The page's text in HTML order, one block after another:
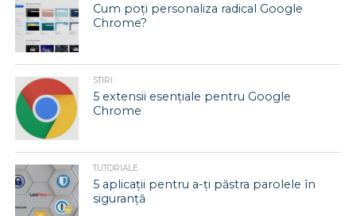
Cum poți personaliza radical Google
Chrome?
STIRI
5 extensii esențiale pentru Google
Chrome
TUTORIALE
5 aplicații pentru a-ți păstra parolele în
siguranță